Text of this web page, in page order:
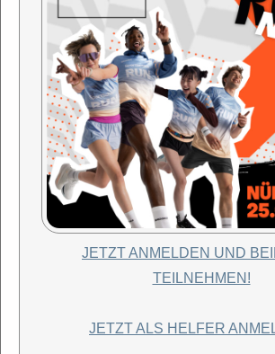
JETZT ANMELDEN UND
TEILNEHMEN!
JETZT ALS HELFER